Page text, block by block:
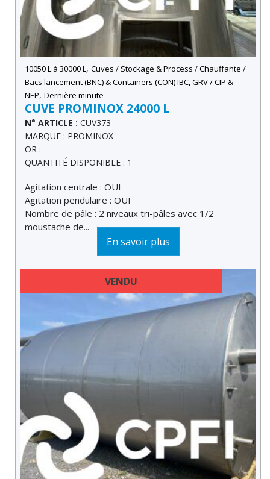
10050 L à 30000 L , Cuves / Stockage & Process / Chauffante /
Bacs lancement (BNC) & Containers (CON) IBC, GRV / CIP &
NEP, Dernière minute
CUVE PROMINOX 24000 L
N° ARTICLE : CUV373
MARQUE : PROMINOX
OR :
QUANTITÉ DISPONIBLE : 1
En savoir plus
Agitation centrale : OUI
Agitation pendulaire : OUI
Nombre de pâle : 2 niveaux tri-pâles avec 1/2
moustache de...
VENDU
DERNIÈRE MINUTE